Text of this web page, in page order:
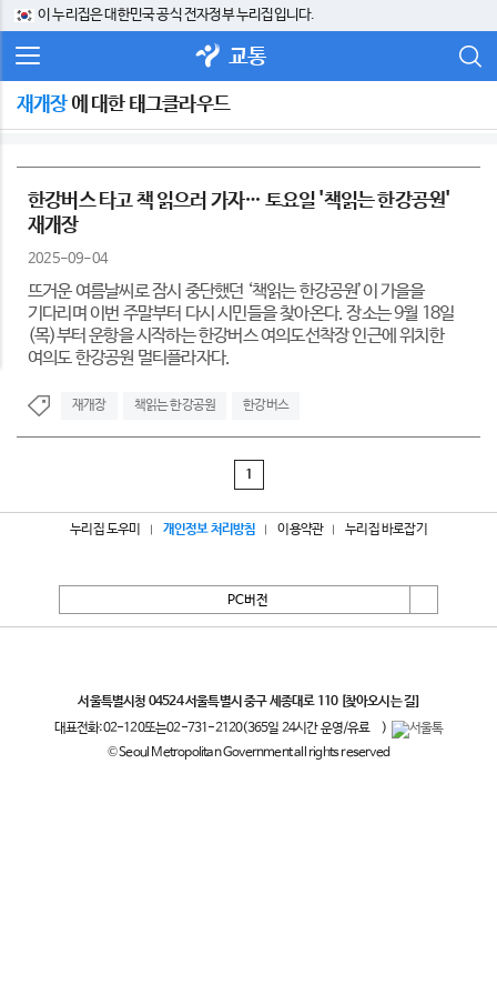
이 누리집은 대한민국 공식 전자정부 누리집입니다.
교통
재개장에 대한 태그클라우드
한강버스 타고 책 읽으러 가자… 토요일 '책읽는 한강공원'
재개장
2025-09-04
뜨거운 여름날씨로 잠시 중단했던 ‘책읽는 한강공원’이 가을을
기다리며 이번 주말부터 다시 시민들을 찾아온다. 장소는 9월 18일
(목)부터 운항을 시작하는 한강버스 여의도선착장 인근에 위치한
여의도 한강공원 멀티플라자다.
재개장 책읽는 한강공원 한강버스
1
누리집 도우미 개인정보 처리방침 이용약관 누리집 바로잡기
PC버전
서울특별시청 04524 서울특별시 중구 세종대로 110 [찾아오시는 길]
대표전화:02-120또는02-731-2120(365일 24시간 운영/유료
)
© Seoul Metropolitan Government all rights reserved